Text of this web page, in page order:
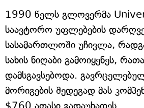
1990 წელს გლოვერმა
საავტორო უფლებების
სასამართლოში უჩივლა,
სახის ნიღაბი გამოიყენეს,
დამსგავსებოდა.
მორიგების შედეგად მას
$760 ათასი გადაუხადეს.